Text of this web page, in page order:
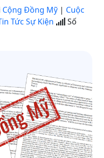
Cộng Đồng Mỹ | Cuộc
Tức Sự Kiện
Số